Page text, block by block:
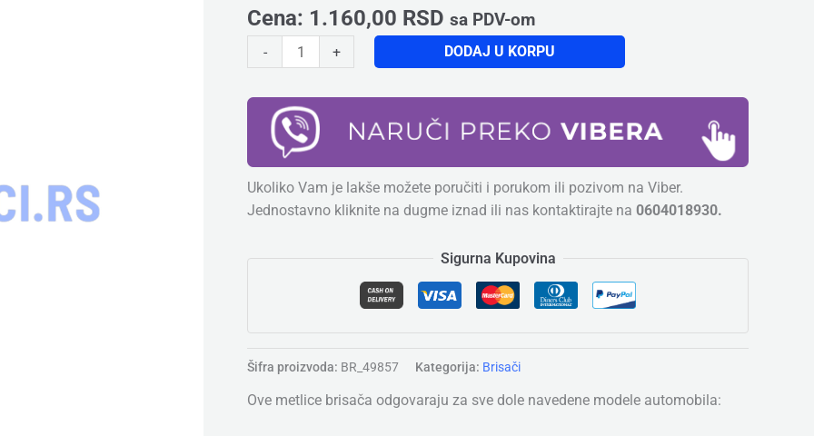
Cena: 1.160,00 RSD sa PDV-om
-
-
Metlica
A381H
397
996),
Dimenzija:
380
mm
+ DODAJ U KORPU
Ukoliko Vam je lakše možete poručiti i porukom ili pozivom na Viber.
Jednostavno kliknite na dugme iznad ili nas kontaktirajte na 0604018930.
Sigurna Kupovina
Šifra proizvoda: BR_49857 Kategorija: Brisači
Ove metlice brisača odgovaraju za sve dole navedene modele automobila: